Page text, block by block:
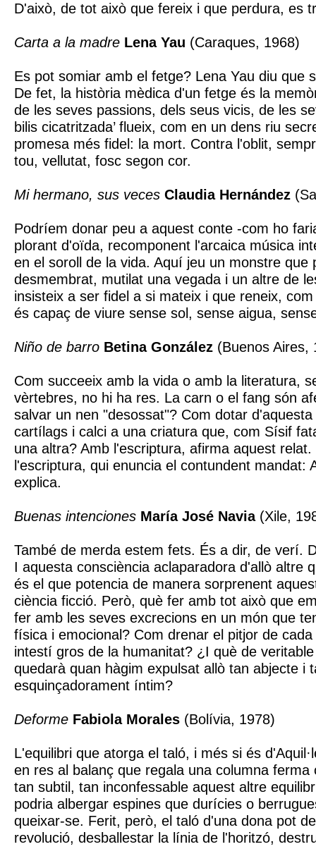
D'això, de tot això que fereix i que perdura, es
Carta a la madre Lena Yau (Caraques, 1968)
Es pot somiar amb el fetge? Lena Yau diu que
De fet, la història mèdica d'un fetge és la
de les seves passions, dels seus vicis, de les
bilis cicatritzada’ flueix, com en un dens riu
promesa més fidel: la mort. Contra l'oblit,
tou, vellutat, fosc segon cor.
Mi hermano, sus veces Claudia Hernández
Podríem donar peu a aquest conte -com ho
plorant d'oïda, recomponent l'arcaica música
en el soroll de la vida. Aquí jeu un monstre que
desmembrat, mutilat una vegada i un altre de
insisteix a ser fidel a si mateix i que reneix,
és capaç de viure sense sol, sense aigua,
Niño de barro Betina González (Buenos Aires,
Com succeeix amb la vida o amb la literatura,
vèrtebres, no hi ha res. La carn o el fang són
salvar un nen "desossat"? Com dotar
cartílags i calci a una criatura que, com Sísif
una altra? Amb l'escriptura, afirma aquest
l'escriptura, qui enuncia el contundent mandat:
explica.
Buenas intenciones María José Navia(Xile,
També de merda estem fets. És a dir, de verí.
I aquesta consciència aclaparadora d'allò altre
és el que potencia de manera sorprenent
ciència ficció. Però, què fer amb tot això que
fer amb les seves excrecions en un món que
física i emocional? Com drenar el pitjor de
intestí gros de la humanitat? ¿I què de
quedarà quan hàgim expulsat allò tan abjecte i
esquinçadorament íntim?
Deforme Fabiola Morales (Bolívia, 1978)
L'equilibri que atorga el taló, i més si és
en res al balanç que regala una columna ferma
tan subtil, tan inconfessable aquest altre
podria albergar espines que durícies o
queixar-se. Ferit, però, el taló d'una dona pot
revolució, desballestar la línia de l'horitzó,